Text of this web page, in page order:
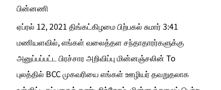
பின்னணி
ஏப்ரல் 12, 2021 திங்கட்கிழமை பிற்பகல் சுமார் 3:41
மணியளவில், எங்கள் வலைத்தள சந்தாதாரர்களுக்கு
அனுப்பப்பட்ட பிரச்சார அறிவிப்பு மின்னஞ்சலின் To
புலத்தில் BCC முகவரியை எங்கள் ஊழியர் தவறுதலாக